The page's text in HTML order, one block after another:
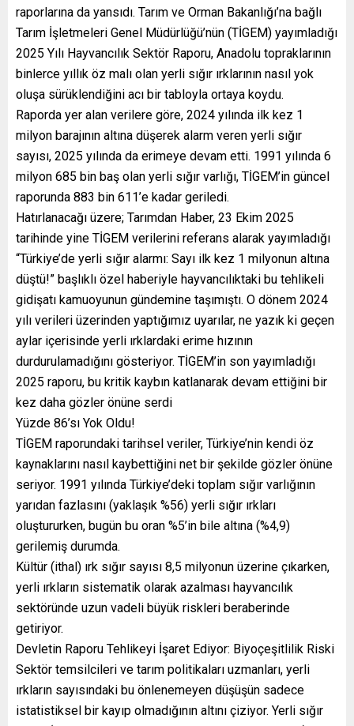
raporlarına da yansıdı. Tarım ve Orman Bakanlığı’na bağlı
Tarım İşletmeleri Genel Müdürlüğü’nün (TİGEM) yayımladığı
2025 Yılı Hayvancılık Sektör Raporu, Anadolu topraklarının
binlerce yıllık öz malı olan yerli sığır ırklarının nasıl yok
oluşa sürüklendiğini acı bir tabloyla ortaya koydu.
Raporda yer alan verilere göre, 2024 yılında ilk kez 1
milyon barajının altına düşerek alarm veren yerli sığır
sayısı, 2025 yılında da erimeye devam etti. 1991 yılında 6
milyon 685 bin baş olan yerli sığır varlığı, TİGEM’in güncel
raporunda 883 bin 611’e kadar geriledi.
Hatırlanacağı üzere; Tarımdan Haber, 23 Ekim 2025
tarihinde yine TİGEM verilerini referans alarak yayımladığı
“Türkiye’de yerli sığır alarmı: Sayı ilk kez 1 milyonun altına
düştü!” başlıklı özel haberiyle hayvancılıktaki bu tehlikeli
gidişatı kamuoyunun gündemine taşımıştı. O dönem 2024
yılı verileri üzerinden yaptığımız uyarılar, ne yazık ki geçen
aylar içerisinde yerli ırklardaki erime hızının
durdurulamadığını gösteriyor. TİGEM’in son yayımladığı
2025 raporu, bu kritik kaybın katlanarak devam ettiğini bir
kez daha gözler önüne serdi
Yüzde 86’sı Yok Oldu!
TİGEM raporundaki tarihsel veriler, Türkiye’nin kendi öz
kaynaklarını nasıl kaybettiğini net bir şekilde gözler önüne
seriyor. 1991 yılında Türkiye’deki toplam sığır varlığının
yarıdan fazlasını (yaklaşık %56) yerli sığır ırkları
oluştururken, bugün bu oran %5’in bile altına (%4,9)
gerilemiş durumda.
Kültür (ithal) ırk sığır sayısı 8,5 milyonun üzerine çıkarken,
yerli ırkların sistematik olarak azalması hayvancılık
sektöründe uzun vadeli büyük riskleri beraberinde
getiriyor.
Devletin Raporu Tehlikeyi İşaret Ediyor: Biyoçeşitlilik Riski
Sektör temsilcileri ve tarım politikaları uzmanları, yerli
ırkların sayısındaki bu önlenemeyen düşüşün sadece
istatistiksel bir kayıp olmadığının altını çiziyor. Yerli sığır